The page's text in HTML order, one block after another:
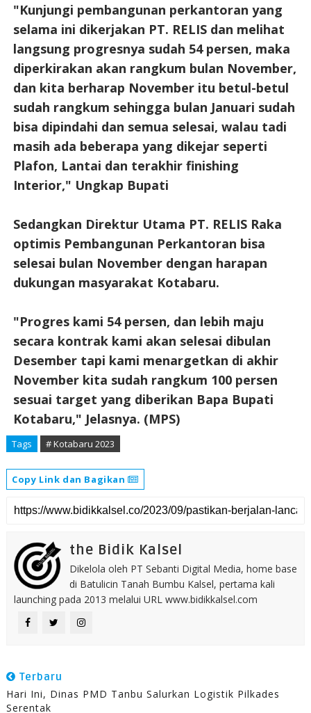
"Kunjungi pembangunan perkantoran yang
selama ini dikerjakan PT. RELIS dan melihat
langsung progresnya sudah 54 persen, maka
diperkirakan akan rangkum bulan November,
dan kita berharap November itu betul-betul
sudah rangkum sehingga bulan Januari sudah
bisa dipindahi dan semua selesai, walau tadi
masih ada beberapa yang dikejar seperti
Plafon, Lantai dan terakhir finishing
Interior," Ungkap Bupati
Sedangkan Direktur Utama PT. RELIS Raka
optimis Pembangunan Perkantoran bisa
selesai bulan November dengan harapan
dukungan masyarakat Kotabaru.
"Progres kami 54 persen, dan lebih maju
secara kontrak kami akan selesai dibulan
Desember tapi kami menargetkan di akhir
November kita sudah rangkum 100 persen
sesuai target yang diberikan Bapa Bupati
Kotabaru," Jelasnya. (MPS)
Tags # Kotabaru 2023
Copy Link dan Bagikan
the Bidik Kalsel
Dikelola oleh PT Sebanti Digital Media, home base
di Batulicin Tanah Bumbu Kalsel, pertama kali
launching pada 2013 melalui URL www.bidikkalsel.com
Terbaru
Hari Ini, Dinas PMD Tanbu Salurkan Logistik Pilkades
Serentak